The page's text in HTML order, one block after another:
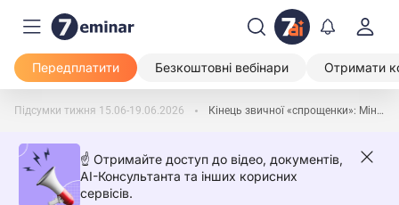
Передплатити Безкоштовні вебінари Отримати
Підсумки тижня 15.06-19.06.2026 Кінець звичної «спрощенки»: Мінфін посилює вимоги до бухобліку і звітності малих підприємств
☝️ Отримайте доступ до відео, документів,
AI-Консультанта та інших корисних
сервісів.